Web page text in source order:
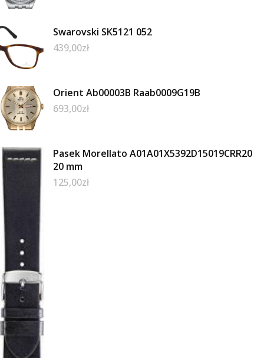
Swarovski SK5121 052
439,00zł
Orient Ab00003B Raab0009G19B
693,00zł
Pasek Morellato A01A01X5392D15019CRR20
20 mm
125,00zł